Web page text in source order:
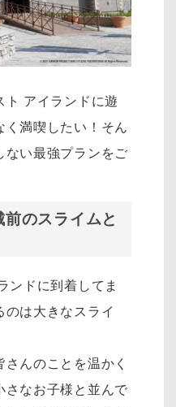
ト アイランドに遊
く満喫したい！そん
ない最強プランをご
前のスライムと
ンドに到着してま
は大きなスライ
んのことを温かく
さなお子様と並んで